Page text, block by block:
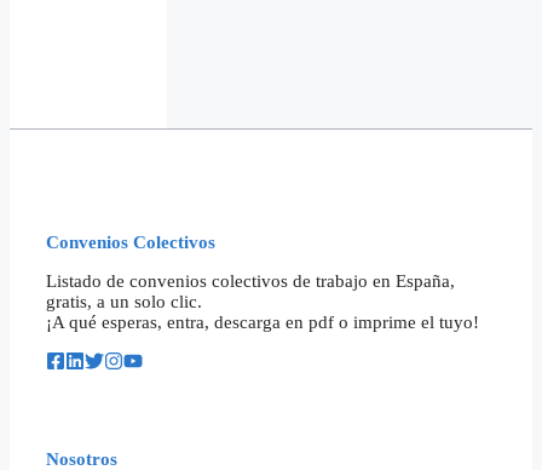
Convenios Colectivos
Listado de convenios colectivos de trabajo en España,
gratis, a un solo clic.
¡A qué esperas, entra, descarga en pdf o imprime el tuyo!
Nosotros